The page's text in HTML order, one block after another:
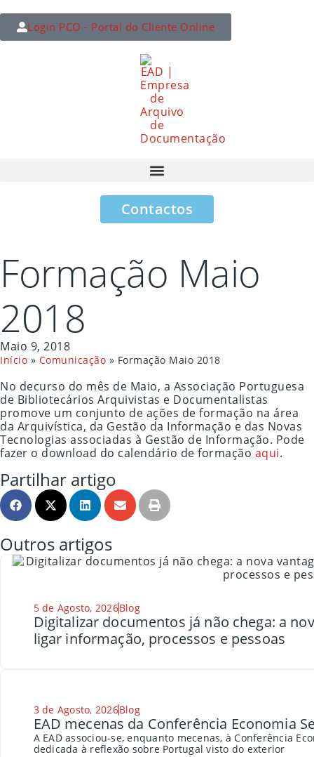
Login PCO - Portal do Cliente Online
Contactos
Formação Maio
2018
Maio 9, 2018
Início » Comunicação » Formação Maio 2018
No decurso do mês de Maio, a Associação Portuguesa
de Bibliotecários Arquivistas e Documentalistas
promove um conjunto de ações de formação na área
da Arquivística, da Gestão da Informação e das Novas
Tecnologias associadas à Gestão de Informação. Pode
fazer o download do calendário de formação aqui.
Partilhar artigo
Outros artigos
5 de Agosto, 2026Blog
Digitalizar documentos já não chega: a
ligar informação, processos e pessoas
3 de Agosto, 2026Blog
EAD mecenas da Conferência Economia
A EAD associou-se, enquanto mecenas, à Conferência
dedicada à reflexão sobre Portugal visto do exterior